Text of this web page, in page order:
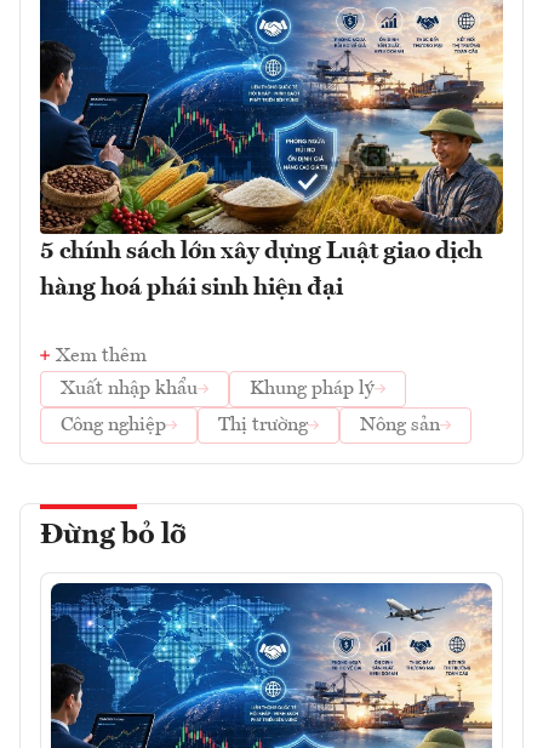
5 chính sách lớn xây dựng Luật giao dịch
hàng hoá phái sinh hiện đại
Xem thêm
Xuất nhập khẩu
Khung pháp lý
Công nghiệp
Thị trường Nông sản
Đừng bỏ lỡ